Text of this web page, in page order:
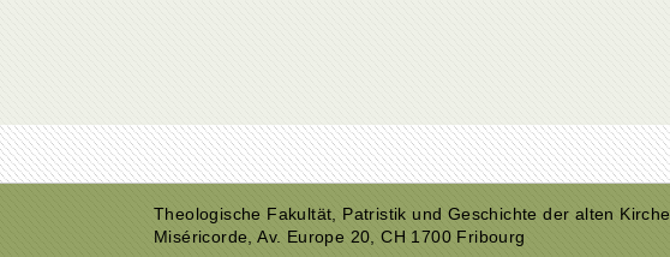
Theologische Fakultät, Patristik und Geschichte der alten Kirche
Miséricorde, Av. Europe 20, CH 1700 Fribourg